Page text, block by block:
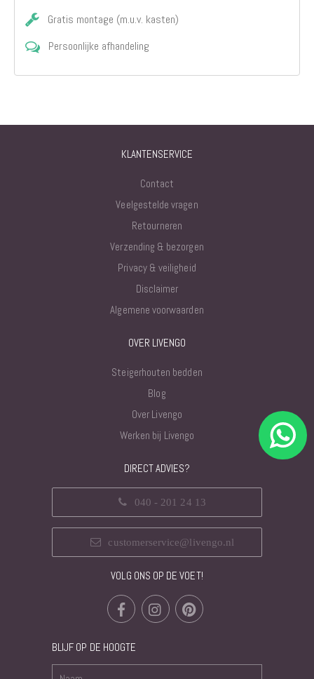
Gratis montage (m.u.v. kasten)
Persoonlijke afhandeling
KLANTENSERVICE
Contact
Veelgestelde vragen
Retourneren
Verzending & bezorgen
Privacy & veiligheid
Disclaimer
Algemene voorwaarden
OVER LIVENGO
Steigerhouten bedden
Blog
Over Livengo
Werken bij Livengo
DIRECT ADVIES?
040 - 201 24 13
customerservice@livengo.nl
VOLG ONS OP DE VOET!
BLIJF OP DE HOOGTE